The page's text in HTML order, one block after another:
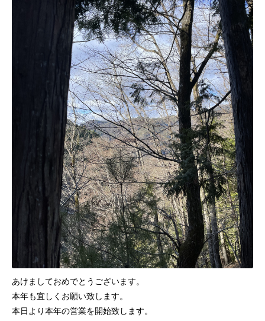
あけましておめでとうございます。
本年も宜しくお願い致します。
本日より本年の営業を開始致します。